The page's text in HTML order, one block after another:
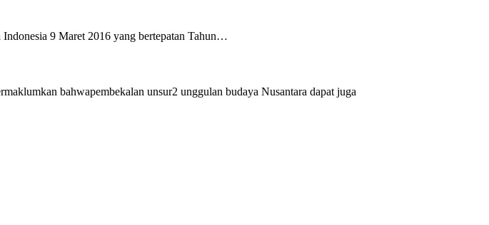
9 Maret 2016 yang bertepatan Tahun…
bahwapembekalan unsur2 unggulan budaya Nusantara dapat juga